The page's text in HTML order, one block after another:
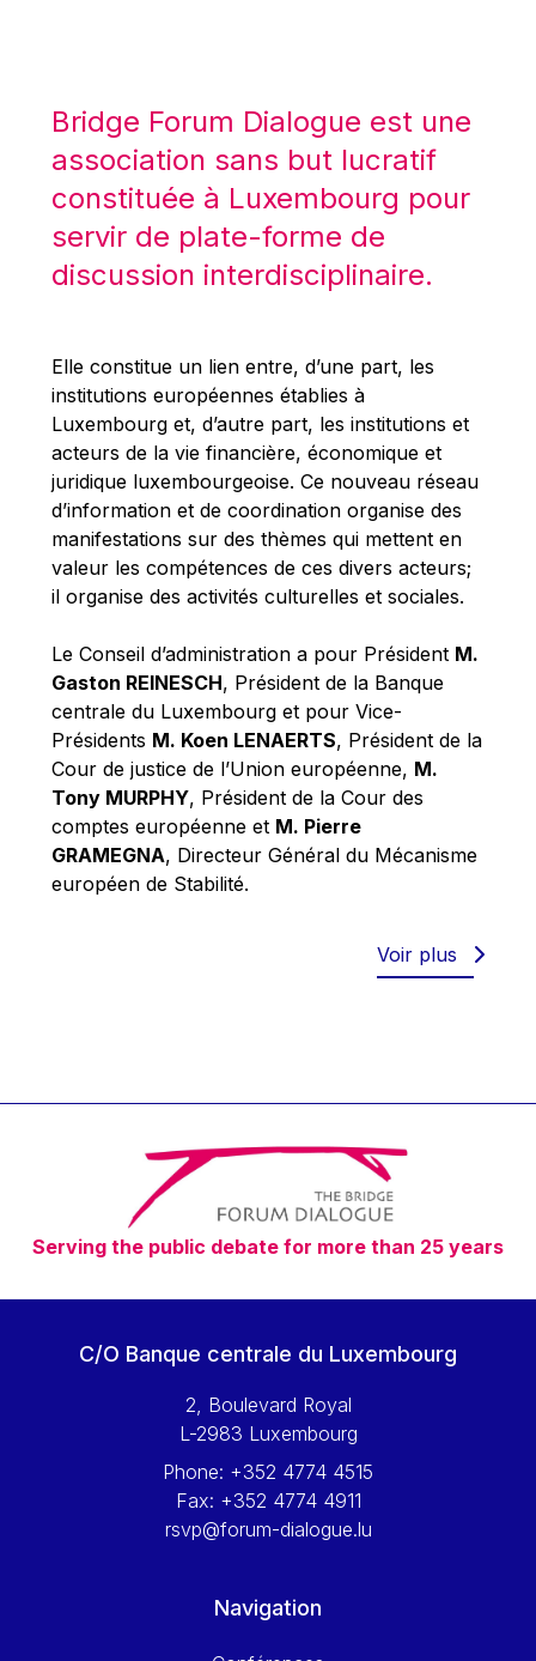
Robert WEIDES
Rolf Tarrach
Štefan Füle
Thomas L. Cranfield
Tim Lankester
Vaclav Klaus
Vassilios Skouris
Vítor Manuel da Silva Caldeira
Viviane Reding
Walter Hagg
Walter RADERMACHER
Werner Hoyer
Yasser Abed Rabbo
Yossi Beillin
Yves FRANCHET
Yves Mersch
Bridge Forum Dialogue est une
association sans but lucratif
constituée à Luxembourg pour
servir de plate-forme de
discussion interdisciplinaire.
Elle constitue un lien entre, d’une part, les
institutions européennes établies à
Luxembourg et, d’autre part, les institutions et
acteurs de la vie financière, économique et
juridique luxembourgeoise. Ce nouveau réseau
d’information et de coordination organise des
manifestations sur des thèmes qui mettent en
valeur les compétences de ces divers acteurs;
il organise des activités culturelles et sociales.
Le Conseil d’administration a pour Président M.
Gaston REINESCH, Président de la Banque
centrale du Luxembourg et pour Vice-
Présidents M. Koen LENAERTS, Président de la
Cour de justice de l’Union européenne, M.
Tony MURPHY, Président de la Cour des
comptes européenne et M. Pierre
GRAMEGNA, Directeur Général du Mécanisme
européen de Stabilité.
Voir plus
Serving the public debate for more than 25 years
C/O Banque centrale du Luxembourg
2, Boulevard Royal
L-2983 Luxembourg
Phone: +352 4774 4515
Fax: +352 4774 4911
rsvp@forum-dialogue.lu
Navigation